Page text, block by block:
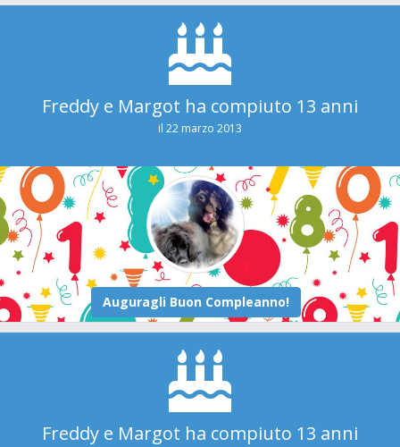
Freddy e Margot ha compiuto 13 anni
il 22 marzo 2013
Freddy e Margot ha compiuto 13 anni